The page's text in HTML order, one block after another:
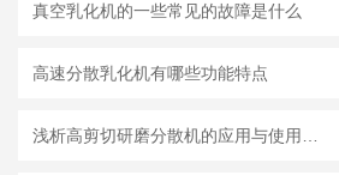
真空乳化机的一些常见的故障是什么
高速分散乳化机有哪些功能特点